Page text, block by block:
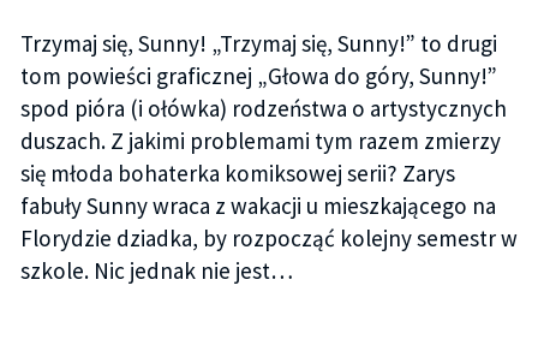
Trzymaj się, Sunny! „Trzymaj się, Sunny!” to drugi
tom powieści graficznej „Głowa do góry, Sunny!”
spod pióra (i ołówka) rodzeństwa o artystycznych
duszach. Z jakimi problemami tym razem zmierzy
się młoda bohaterka komiksowej serii? Zarys
fabuły Sunny wraca z wakacji u mieszkającego na
Florydzie dziadka, by rozpocząć kolejny semestr w
szkole. Nic jednak nie jest…